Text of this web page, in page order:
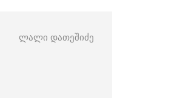
ლალი დათეშიძე